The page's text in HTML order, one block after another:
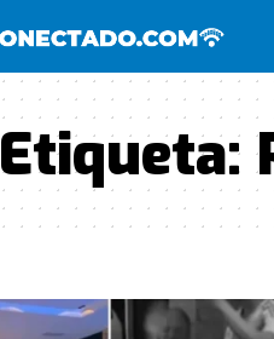
Etiqueta: